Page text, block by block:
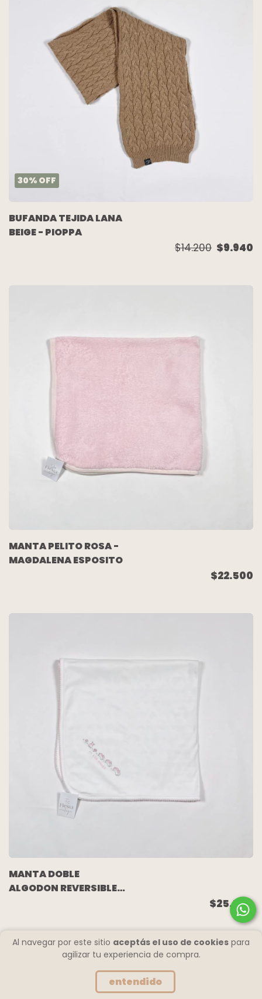
Al navegar por este sitio aceptás el uso de cookies para
agilizar tu experiencia de compra.
entendido
30% OFF
BUFANDA TEJIDA LANA
BEIGE - PIOPPA
$14.200 $9.940
MANTA PELITO ROSA -
MAGDALENA ESPOSITO
$22.500
MANTA DOBLE
ALGODON REVERSIBLE
$25.500